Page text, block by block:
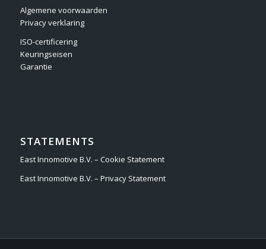
Algemene voorwaarden
Privacy verklaring
ISO-certificering
Keuringseisen
Garantie
STATEMENTS
East Innomotive B.V. – Cookie Statement
East Innomotive B.V. – Privacy Statement